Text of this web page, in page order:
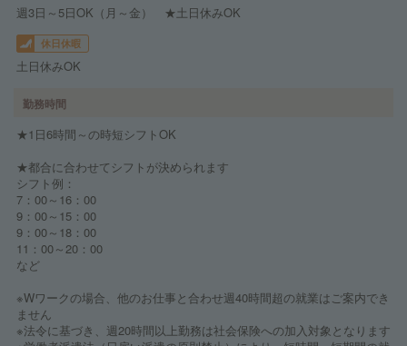
週3日～5日OK（月～金） ★土日休みOK
休日休暇
土日休みOK
勤務時間
★1日6時間～の時短シフトOK
★都合に合わせてシフトが決められます
シフト例：
7：00～16：00
9：00～15：00
9：00～18：00
11：00～20：00
など
※Wワークの場合、他のお仕事と合わせ週40時間超の就業はご案内でき
ません
※法令に基づき、週20時間以上勤務は社会保険への加入対象となります